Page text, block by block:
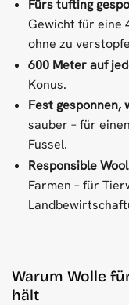
Fürs tufting
Gewicht für eine
ohne zu
600 Meter auf
Konus.
Fest gesponnen,
sauber – für
Fussel.
Responsible
Farmen – für
Warum Wolle
hält